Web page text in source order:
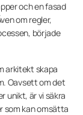
och en fasad
om regler,
började
arkitekt skapa
Oavsett om det
unikt, är vi säkra
som kan omsätta